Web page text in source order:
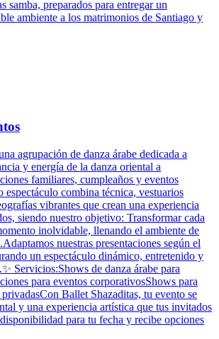
samba, preparados para entregar un
ambiente a los matrimonios de Santiago y
agrupación de danza árabe dedicada a
y energía de la danza oriental a
familiares, cumpleaños y eventos
espectáculo combina técnica, vestuarios
vibrantes que crean una experiencia
siendo nuestro objetivo: Transformar cada
inolvidable, llenando el ambiente de
nuestras presentaciones según el
un espectáculo dinámico, entretenido y
Servicios:Shows de danza árabe para
para eventos corporativosShows para
Ballet Shazaditas, tu evento se
y una experiencia artística que tus invitados
para tu fecha y recibe opciones